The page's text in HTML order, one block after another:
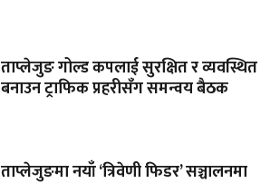
ताप्लेजुङ गोल्ड कपलाई सुरक्षित र व्यवस्थित
बनाउन ट्राफिक प्रहरीसँग समन्वय बैठक
ताप्लेजुङमा नयाँ ‘त्रिवेणी फिडर’ सञ्चालनमा